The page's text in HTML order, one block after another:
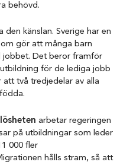
behövd.
den känslan. Sverige har en
gör att många barn
jobbet. Det beror framför
för de lediga jobb
att två tredjedelar av alla
arbetar regeringen
på utbildningar som leder
000 fler
hålls stram, så att